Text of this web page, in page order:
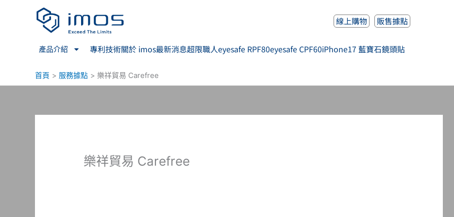
線上購物 販售據點
產品介紹 專利技術關於 imos最新消息超限職人eyesafe RPF80eyesafe CPF60iPhone17 藍寶石鏡頭貼
首頁 服務據點 樂祥貿易 Carefree
樂祥貿易 Carefree